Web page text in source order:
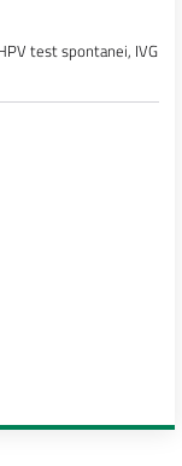
test spontanei, IVG